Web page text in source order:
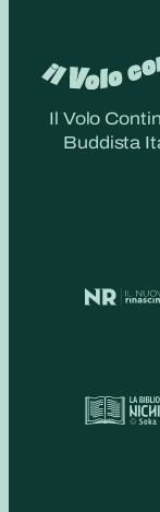
Il Volo
Buddista